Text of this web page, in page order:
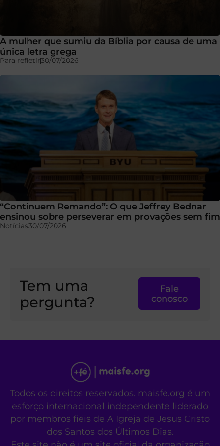
A mulher que sumiu da Bíblia por causa de uma
única letra grega
Para refletir30/07/2026
“Continuem Remando”: O que Jeffrey Bednar
ensinou sobre perseverar em provações sem fim
Notícias30/07/2026
Tem uma
pergunta?
Fale
conosco
Todos os direitos reservados. maisfe.org é um
esforço internacional independente liderado
por membros fiéis de A Igreja de Jesus Cristo
dos Santos dos Últimos Dias.